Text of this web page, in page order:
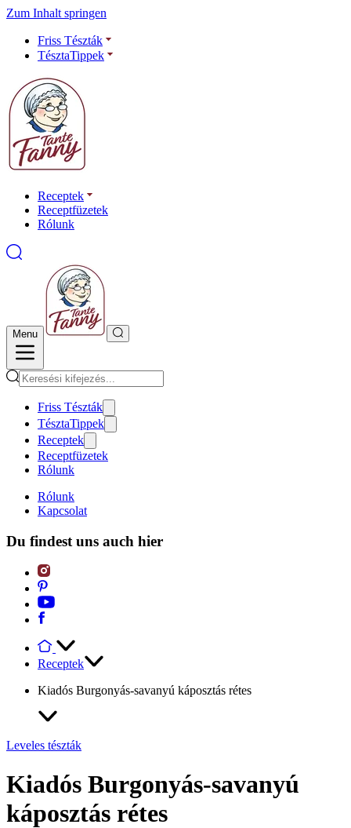
Zum Inhalt springen
Friss Tészták
TésztaTippek
Receptek
Receptfüzetek
Rólunk
Menu
Friss Tészták
TésztaTippek
Receptek
Receptfüzetek
Rólunk
Rólunk
Kapcsolat
Du findest uns auch hier
Receptek
Kiadós Burgonyás-savanyú káposztás rétes
Leveles tészták
Kiadós Burgonyás-savanyú
káposztás rétes